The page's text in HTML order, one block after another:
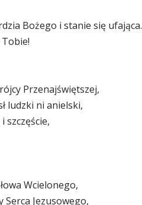
Bożego i stanie się ufająca.
Przenajświętszej,
ludzki ni anielski,
szczęście,
Wcielonego,
Serca Jezusowego,